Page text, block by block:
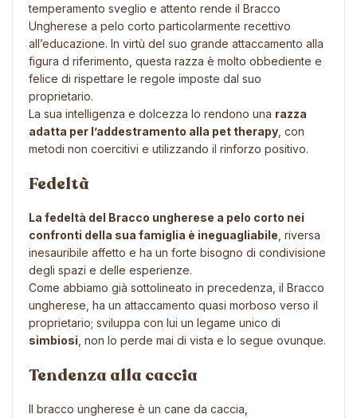
temperamento sveglio e attento rende il Bracco
Ungherese a pelo corto particolarmente recettivo
all’educazione. In virtù del suo grande attaccamento alla
figura d riferimento, questa razza è molto obbediente e
felice di rispettare le regole imposte dal suo
proprietario.
La sua intelligenza e dolcezza lo rendono una razza
adatta per l’addestramento alla pet therapy , con
metodi non coercitivi e utilizzando il rinforzo positivo.
Fedeltà
La fedeltà del Bracco ungherese a pelo corto nei
confronti della sua famiglia è ineguagliabile , riversa
inesauribile affetto e ha un forte bisogno di condivisione
degli spazi e delle esperienze.
Come abbiamo già sottolineato in precedenza, il Bracco
ungherese, ha un attaccamento quasi morboso verso il
proprietario; sviluppa con lui un legame unico di
simbiosi , non lo perde mai di vista e lo segue ovunque.
Tendenza alla caccia
Il bracco ungherese è un cane da caccia,